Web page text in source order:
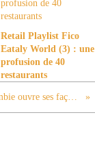
Retail Playlist Fico
Eataly World (3) : une
profusion de 40
restaurants
Exclu : Abercrombie ouvre ses façades : un changement radical